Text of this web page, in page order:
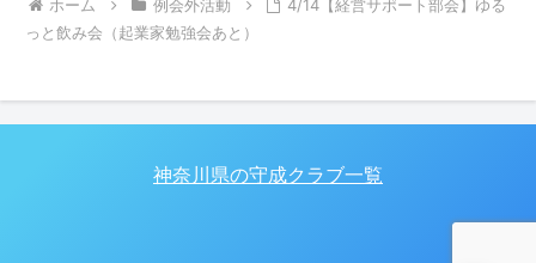
ホーム
例会外活動
4/14【経営サポート部会】ゆる
っと飲み会（起業家勉強会あと）
神奈川県の守成クラブ一覧